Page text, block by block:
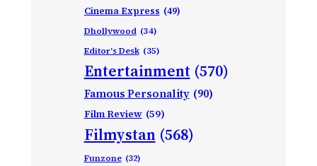
Cinema Express (49)
Dhollywood (34)
Editor's Desk (35)
Entertainment (570)
Famous Personality (90)
Film Review (59)
Filmystan (568)
Funzone (32)